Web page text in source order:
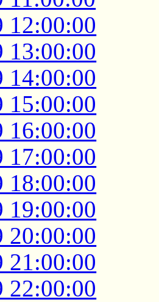
12:00:00
13:00:00
14:00:00
15:00:00
16:00:00
17:00:00
18:00:00
19:00:00
20:00:00
21:00:00
22:00:00